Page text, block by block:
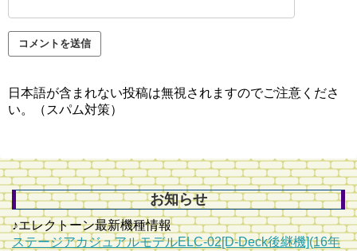
日本語が含まれない投稿は無視されますのでご注意くださ
い。（スパム対策）
お知らせ
♪エレクトーン最新機種情報
ステージアカジュアルモデルELC-02[D-Deck後継機](16年